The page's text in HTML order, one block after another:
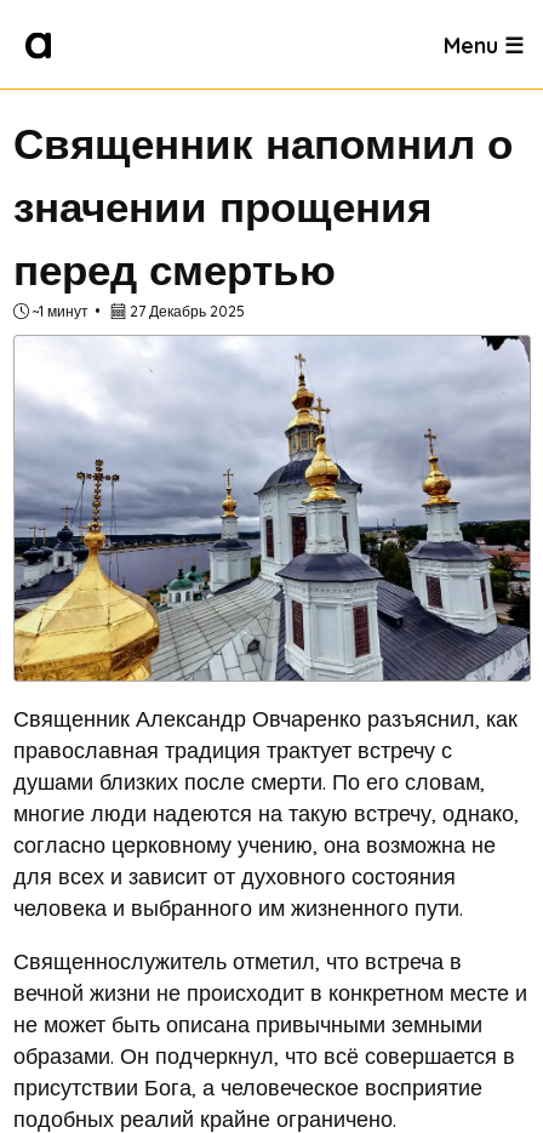
Menu ☰
Священник напомнил о
значении прощения
перед смертью
~1 минут 27 Декабрь 2025
Священник Александр Овчаренко разъяснил, как
православная традиция трактует встречу с
душами близких после смерти. По его словам,
многие люди надеются на такую встречу, однако,
согласно церковному учению, она возможна не
для всех и зависит от духовного состояния
человека и выбранного им жизненного пути.
Священнослужитель отметил, что встреча в
вечной жизни не происходит в конкретном месте и
не может быть описана привычными земными
образами. Он подчеркнул, что всё совершается в
присутствии Бога, а человеческое восприятие
подобных реалий крайне ограничено.